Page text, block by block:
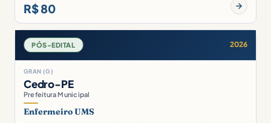
R$ 80
PÓS-EDITAL 2026
GRAN (G)
Cedro-PE
Prefeitura Municipal
Enfermeiro UMS